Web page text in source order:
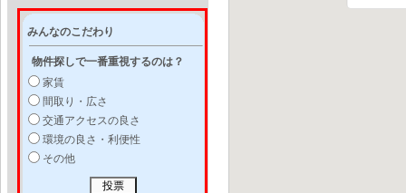
みんなのこだわり
物件探しで一番重視するのは？
家賃
間取り・広さ
交通アクセスの良さ
環境の良さ・利便性
その他